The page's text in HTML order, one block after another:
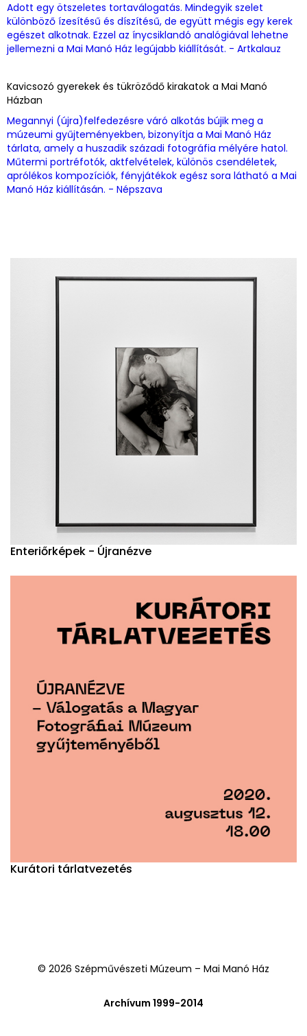
Adott egy ötszeletes tortaválogatás. Mindegyik szelet
különböző ízesítésű és díszítésű, de együtt mégis egy kerek
egészet alkotnak. Ezzel az ínycsiklandó analógiával lehetne
jellemezni a Mai Manó Ház legújabb kiállítását. - Artkalauz
Kavicsozó gyerekek és tükröződő kirakatok a Mai Manó
Házban
Megannyi (újra)felfedezésre váró alkotás bújik meg a
múzeumi gyűjteményekben, bizonyítja a Mai Manó Ház
tárlata, amely a huszadik századi fotográfia mélyére hatol.
Műtermi portréfotók, aktfelvételek, különös csendéletek,
aprólékos kompozíciók, fényjátékok egész sora látható a Mai
Manó Ház kiállításán. - Népszava
Enteriőrképek - Újranézve
Kurátori tárlatvezetés
© 2026 Szépművészeti Múzeum – Mai Manó Ház
Archívum 1999-2014